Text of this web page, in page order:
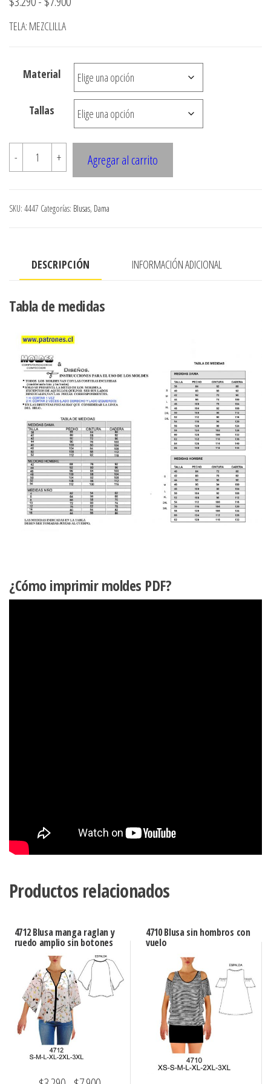
desde
$3.290
hasta
$7.900
TELA: MEZCLILLA
Material
Tallas
-
4447
ENTALLADA
cantidad
+ Agregar al carrito
SKU: 4447 Categorías: Blusas, Dama
DESCRIPCIÓN INFORMACIÓN ADICIONAL
Tabla de medidas
¿Cómo imprimir moldes PDF?
Productos relacionados
4712 Blusa manga raglan y
ruedo amplio sin botones
4710 Blusa sin hombros con
vuelo